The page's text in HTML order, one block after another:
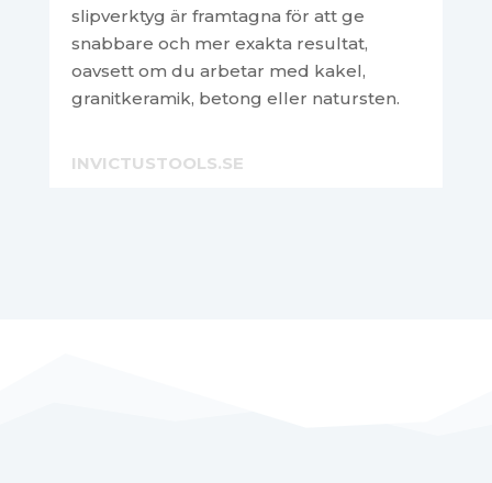
slipverktyg är framtagna för att ge
snabbare och mer exakta resultat,
oavsett om du arbetar med kakel,
granitkeramik, betong eller natursten.
INVICTUSTOOLS.SE